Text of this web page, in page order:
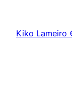
contenido
Kiko Lameiro